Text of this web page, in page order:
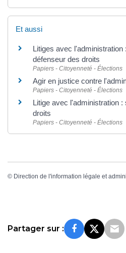
Et aussi
Litiges avec
défenseur des droits
Papiers - Citoyenneté - Élections
Agir en justice contre
Papiers - Citoyenneté - Élections
Litige avec l'administration
droits
Papiers - Citoyenneté - Élections
© Direction de l'information légale et
Partager sur :